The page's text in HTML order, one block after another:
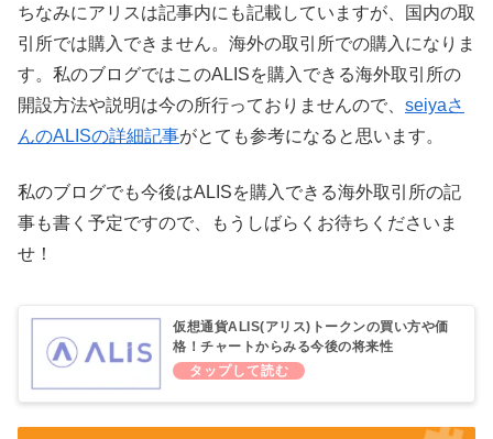
ちなみにアリスは記事内にも記載していますが、国内の取
引所では購入できません。海外の取引所での購入になりま
す。私のブログではこのALISを購入できる海外取引所の
開設方法や説明は今の所行っておりませんので、 seiyaさ
んのALISの詳細記事がとても参考になると思います。
私のブログでも今後はALISを購入できる海外取引所の記
事も書く予定ですので、もうしばらくお待ちくださいま
せ！
仮想通貨ALIS(アリス)トークンの買い方や価
格！チャートからみる今後の将来性